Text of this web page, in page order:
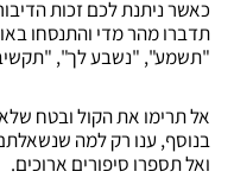
כאשר ניתנת לכם זכות
תדברו מהר מדי והתנסחו
"תשמע", "נשבע לך", "תקשיב
אל תרימו את הקול ובטח
בנוסף, ענו רק למה
ואל תספרו סיפורים ארוכים.